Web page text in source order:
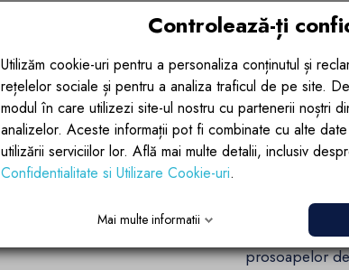
Dozatorul
inseamna o
pentru
intretinerii.
Uscare rapida
Echipata cu
flux de aer
secunde.
prosoapelor
Controlează-ți
Utilizăm cookie-uri pentru a personaliza conținutul și
rețelelor sociale și pentru a analiza traficul de pe site.
modul în care utilizezi site-ul nostru cu partenerii noștri
analizelor. Aceste informații pot fi combinate cu alte
utilizării serviciilor lor. Află mai multe detalii, inclusiv
Confidentialitate si Utilizare Cookie-uri.
Mai multe informatii